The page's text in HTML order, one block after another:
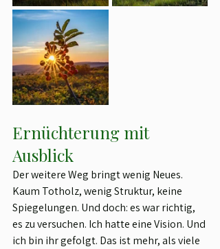
Ernüchterung mit
Ausblick
Der weitere Weg bringt wenig Neues.
Kaum Totholz, wenig Struktur, keine
Spiegelungen. Und doch: es war richtig,
es zu versuchen. Ich hatte eine Vision. Und
ich bin ihr gefolgt. Das ist mehr, als viele